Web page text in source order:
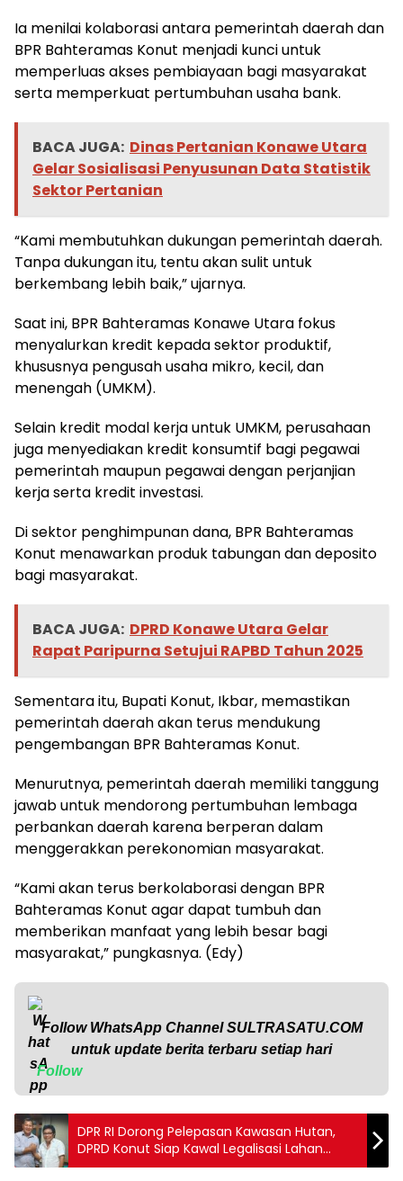
Ia menilai kolaborasi antara pemerintah daerah dan
BPR Bahteramas Konut menjadi kunci untuk
memperluas akses pembiayaan bagi masyarakat
serta memperkuat pertumbuhan usaha bank.
BACA JUGA: Dinas Pertanian Konawe Utara
Gelar Sosialisasi Penyusunan Data Statistik
Sektor Pertanian
“Kami membutuhkan dukungan pemerintah daerah.
Tanpa dukungan itu, tentu akan sulit untuk
berkembang lebih baik,” ujarnya.
Saat ini, BPR Bahteramas Konawe Utara fokus
menyalurkan kredit kepada sektor produktif,
khususnya pengusah usaha mikro, kecil, dan
menengah (UMKM).
Selain kredit modal kerja untuk UMKM, perusahaan
juga menyediakan kredit konsumtif bagi pegawai
pemerintah maupun pegawai dengan perjanjian
kerja serta kredit investasi.
Di sektor penghimpunan dana, BPR Bahteramas
Konut menawarkan produk tabungan dan deposito
bagi masyarakat.
BACA JUGA: DPRD Konawe Utara Gelar
Rapat Paripurna Setujui RAPBD Tahun 2025
Sementara itu, Bupati Konut, Ikbar, memastikan
pemerintah daerah akan terus mendukung
pengembangan BPR Bahteramas Konut.
Menurutnya, pemerintah daerah memiliki tanggung
jawab untuk mendorong pertumbuhan lembaga
perbankan daerah karena berperan dalam
menggerakkan perekonomian masyarakat.
“Kami akan terus berkolaborasi dengan BPR
Bahteramas Konut agar dapat tumbuh dan
memberikan manfaat yang lebih besar bagi
masyarakat,” pungkasnya. (Edy)
Follow WhatsApp ChannelSULTRASATU.COM
untuk update berita terbaru setiap hari
Follow
DPR RI Dorong Pelepasan Kawasan Hutan,
DPRD Konut Siap Kawal Legalisasi Lahan
Transmigrasi